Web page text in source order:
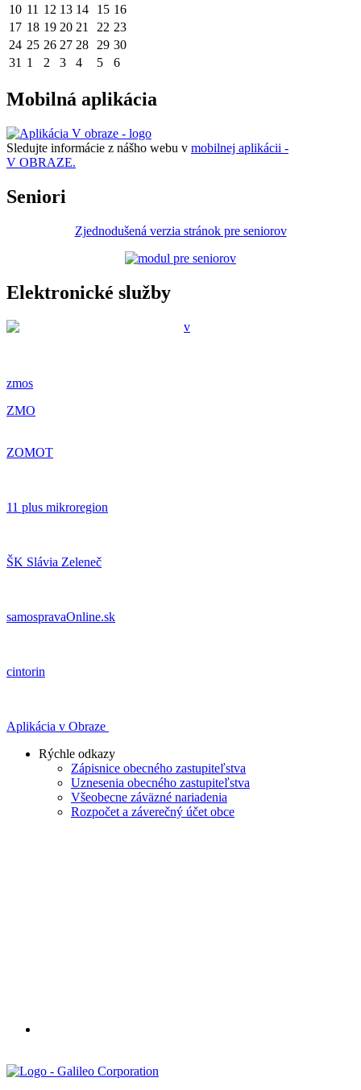
10 11 12 13 14 15 16
17 18 19 20 21 22 23
24 25 26 27 28 29 30
31 1 2 3 4 5 6
Mobilná aplikácia
Sledujte informácie z nášho webu v mobilnej aplikácii -
V OBRAZE.
Seniori
Zjednodušená verzia stránok pre seniorov
Elektronické služby
zmos
ZMO
ZOMOT
11 plus mikroregion
ŠK Slávia Zeleneč
samospravaOnline.sk
cintorin
Aplikácia v Obraze
Rýchle odkazy
Zápisnice obecného zastupiteľstva
Uznesenia obecného zastupiteľstva
Všeobecne záväzné nariadenia
Rozpočet a záverečný účet obce